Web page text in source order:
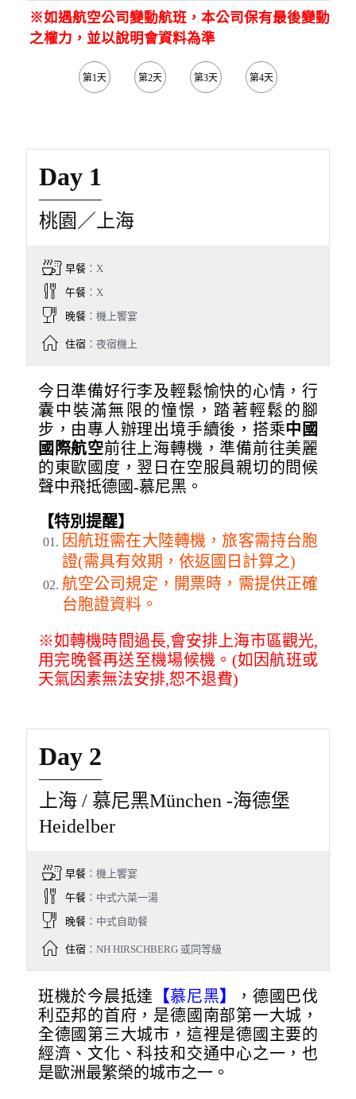
※如遇航空公司變動航班，本公司保有最後變動
之權力，並以說明會資料為準
第1天 第2天 第3天 第4天
Day 1
桃園／上海
早餐：X
午餐：X
晚餐：機上饗宴
住宿：夜宿機上
今日準備好行李及輕鬆愉快的心情，行
囊中裝滿無限的憧憬，踏著輕鬆的腳
步，由專人辦理出境手續後，搭乘中國
國際航空前往上海轉機，準備前往美麗
的東歐國度，翌日在空服員親切的問候
聲中飛抵德國-慕尼黑。
【特別提醒】
因航班需在大陸轉機，旅客需持台胞
證(需具有效期，依返國日計算之)
航空公司規定，開票時，需提供正確
台胞證資料。
※如轉機時間過長,會安排上海市區觀光,
用完晚餐再送至機場候機。(如因航班或
天氣因素無法安排,恕不退費)
Day 2
上海 / 慕尼黑München -海德堡
Heidelber
早餐：機上饗宴
午餐：中式六菜一湯
晚餐：中式自助餐
住宿：NH HIRSCHBERG 或同等級
班機於今晨抵達 【慕尼黑】
，德國巴伐
利亞邦的首府，是德國南部第一大城，
全德國第三大城市，這裡是德國主要的
經濟、文化、科技和交通中心之一，也
是歐洲最繁榮的城市之一。